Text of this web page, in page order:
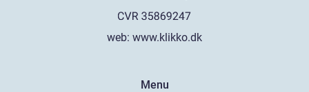
web: www.klikko.dk
Menu